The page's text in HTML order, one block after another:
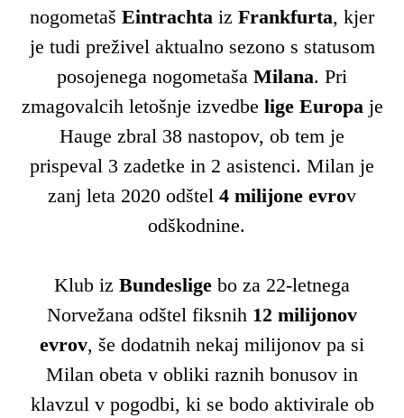
nogometaš Eintrachta iz Frankfurta, kjer
je tudi preživel aktualno sezono s statusom
posojenega nogometaša Milana. Pri
zmagovalcih letošnje izvedbe lige Europaje
Hauge zbral 38 nastopov, ob tem je
prispeval 3 zadetke in 2 asistenci. Milan je
zanj leta 2020 odštel 4 milijone evrov
odškodnine.
Klub iz Bundeslige bo za 22-letnega
Norvežana odštel fiksnih 12 milijonov
evrov, še dodatnih nekaj milijonov pa si
Milan obeta v obliki raznih bonusov in
klavzul v pogodbi, ki se bodo aktivirale ob